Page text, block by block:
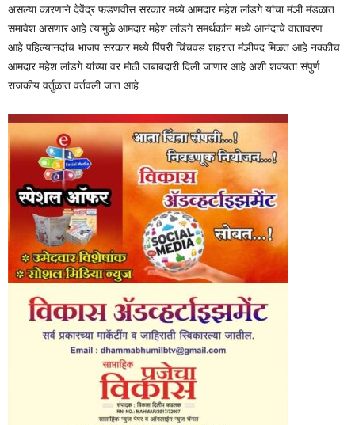
असल्या कारणाने देवेंद्र फडणवीस सरकार मध्ये आमदार महेश लांडगे यांचा मंञी मंडळात
समावेश असणार आहे.त्यामुळे आमदार महेश लांडगे समर्थकांन मध्ये आनंदाचे वातावरण
आहे.पहिल्यानदांच भाजप सरकार मध्ये पिंपरी चिंचवड शहरात मंञीपद मिळत आहे.नक्कीच
आमदार महेश लांडगे यांच्या वर मोठी जबाबदारी दिली जाणार आहे.अशी शक्यता संपुर्ण
राजकीय वर्तुळात वर्तवली जात आहे.